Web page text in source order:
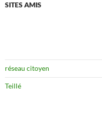
SITES AMIS
réseau citoyen
Teillé